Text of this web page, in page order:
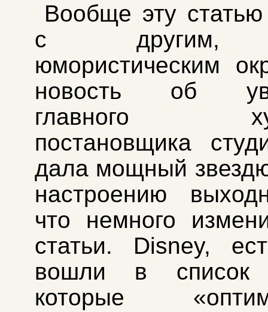
Вообще эту
с другим,
юмористическим
новость об
главного
постановщика
дала мощный
настроению
что немного
статьи. Disney,
вошли в список
которые